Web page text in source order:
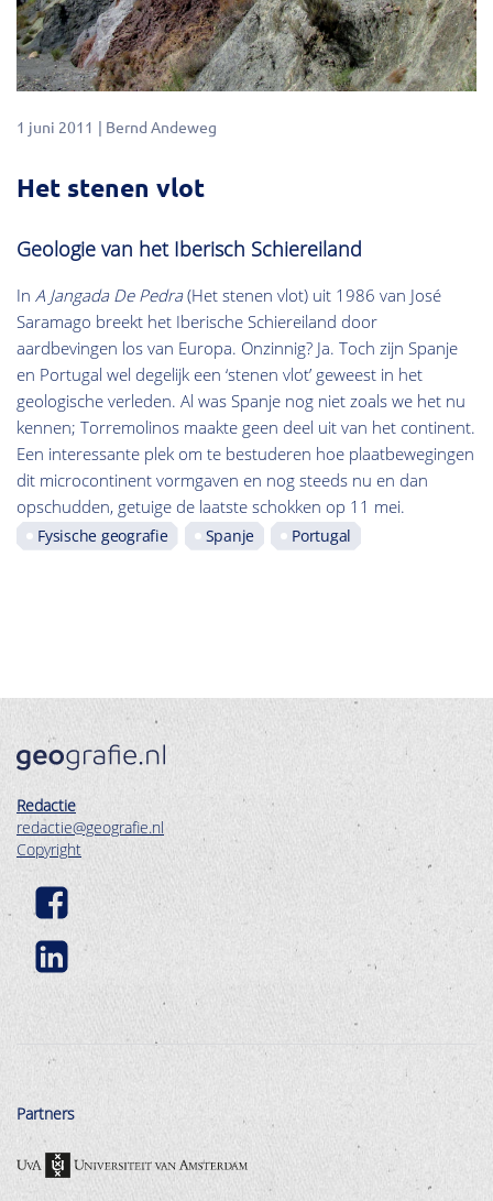
1 juni 2011 Bernd Andeweg
Het stenen vlot
Geologie van het Iberisch Schiereiland
In A Jangada De Pedra(Het stenen vlot) uit 1986 van José
Saramago breekt het Iberische Schiereiland door
aardbevingen los van Europa. Onzinnig? Ja. Toch zijn Spanje
en Portugal wel degelijk een ‘stenen vlot’ geweest in het
geologische verleden. Al was Spanje nog niet zoals we het nu
kennen; Torremolinos maakte geen deel uit van het continent.
Een interessante plek om te bestuderen hoe plaatbewegingen
dit microcontinent vormgaven en nog steeds nu en dan
opschudden, getuige de laatste schokken op 11 mei.
Fysische geografie Spanje Portugal
Redactie
redactie@geografie.nl
Copyright
Partners